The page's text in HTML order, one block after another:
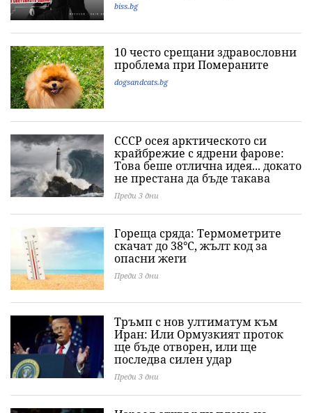
biss.bg
10 често срещани здравословни
проблема при Помераните
dogsandcats.bg
СССР осея арктическото си
крайбрежие с ядрени фарове:
Това беше отлична идея... докато
не престана да бъде такава
Преди 3 дни
Гореща сряда: Термометрите
скачат до 38°C, жълт код за
опасни жеги
Преди 3 дни
Тръмп с нов ултиматум към
Иран: Или Ормузкият проток
ще бъде отворен, или ще
последва силен удар
Преди 3 дни